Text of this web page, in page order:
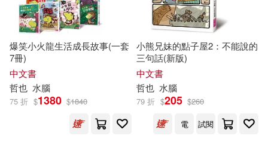
劉勇(13) 天樹征丸(10)
(魚占)川哲也(9) 寺尾哲也(9)
劉戎(8) （日）譽田哲也(8)
安河內哲也(7) 水腦(7)
再生出版(63) 長鴻出版社(44)
青文(30)
台灣角川(28) 小天下(13)
台灣東販(9)
配送方式 (可複選)
爆笑小火龍生活成長故事(一套
7冊)
中文書
哲也 水腦
75 折 $1380 $1840
小熊兄妹的點子屋2：不能說的
三句話(新版)
中文書
哲也 水腦
79 折 $205 $260
電
試閱